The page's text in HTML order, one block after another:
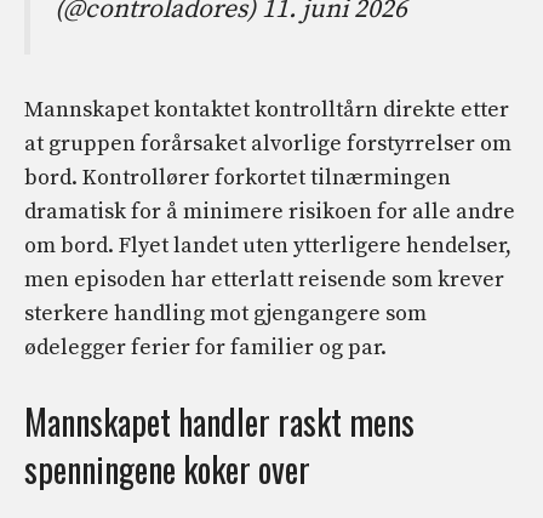
(@controladores) 11. juni 2026
Mannskapet kontaktet kontrolltårn direkte etter
at gruppen forårsaket alvorlige forstyrrelser om
bord. Kontrollører forkortet tilnærmingen
dramatisk for å minimere risikoen for alle andre
om bord. Flyet landet uten ytterligere hendelser,
men episoden har etterlatt reisende som krever
sterkere handling mot gjengangere som
ødelegger ferier for familier og par.
Mannskapet handler raskt mens
spenningene koker over